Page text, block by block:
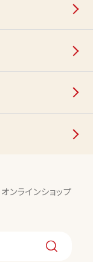
オンラインショップ